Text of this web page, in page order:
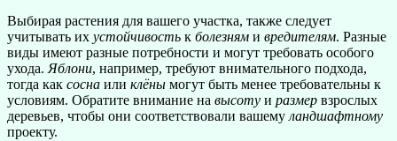
Выбирая растения для вашего участка, также следует
учитывать их устойчивость к болезням и вредителям. Разные
виды имеют разные потребности и могут требовать особого
ухода. Яблони, например, требуют внимательного подхода,
тогда как сосна или клёны могут быть менее требовательны к
условиям. Обратите внимание на высоту и размер взрослых
деревьев, чтобы они соответствовали вашему ландшафтному
проекту.